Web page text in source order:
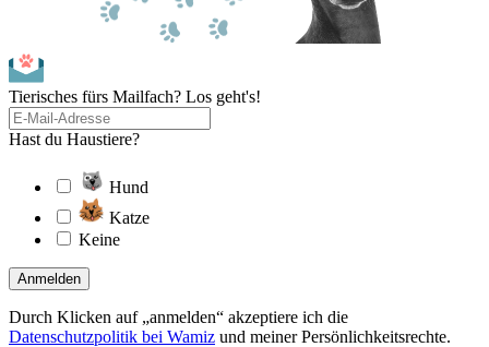
Tierisches fürs Mailfach? Los geht's!
Hast du Haustiere?
Hund
Katze
Keine
Anmelden
Durch Klicken auf „anmelden“ akzeptiere ich die
Datenschutzpolitik bei Wamiz und meiner Persönlichkeitsrechte.